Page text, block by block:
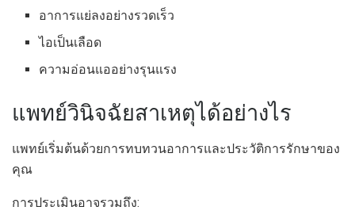
อาการแย่ลงอย่างรวดเร็ว
ไอเป็นเลือด
ความอ่อนแออย่างรุนแรง
แพทย์วินิจฉัยสาเหตุได้อย่างไร
แพทย์เริ่มต้นด้วยการทบทวนอาการและประวัติการรักษาของ
คุณ
การประเมินอาจรวมถึง: